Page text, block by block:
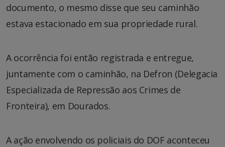
documento, o mesmo disse que seu caminhão
estava estacionado em sua propriedade rural.
A ocorrência foi então registrada e entregue,
juntamente com o caminhão, na Defron (Delegacia
Especializada de Repressão aos Crimes de
Fronteira), em Dourados.
A ação envolvendo os policiais do DOF aconteceu